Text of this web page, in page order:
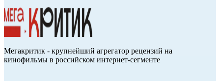
Мегакритик - крупнейший агрегатор рецензий на
кинофильмы в российском интернет-сегменте